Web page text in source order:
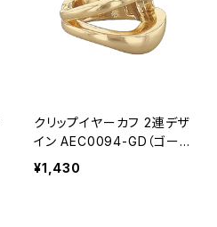
クリップイヤーカフ 2連デザ
イン AEC0094-GD（ゴール
ド）
¥1,430